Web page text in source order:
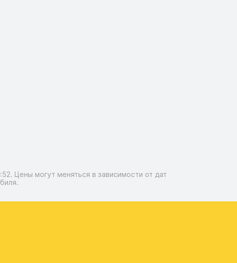
Цены могут меняться в зависимости от дат